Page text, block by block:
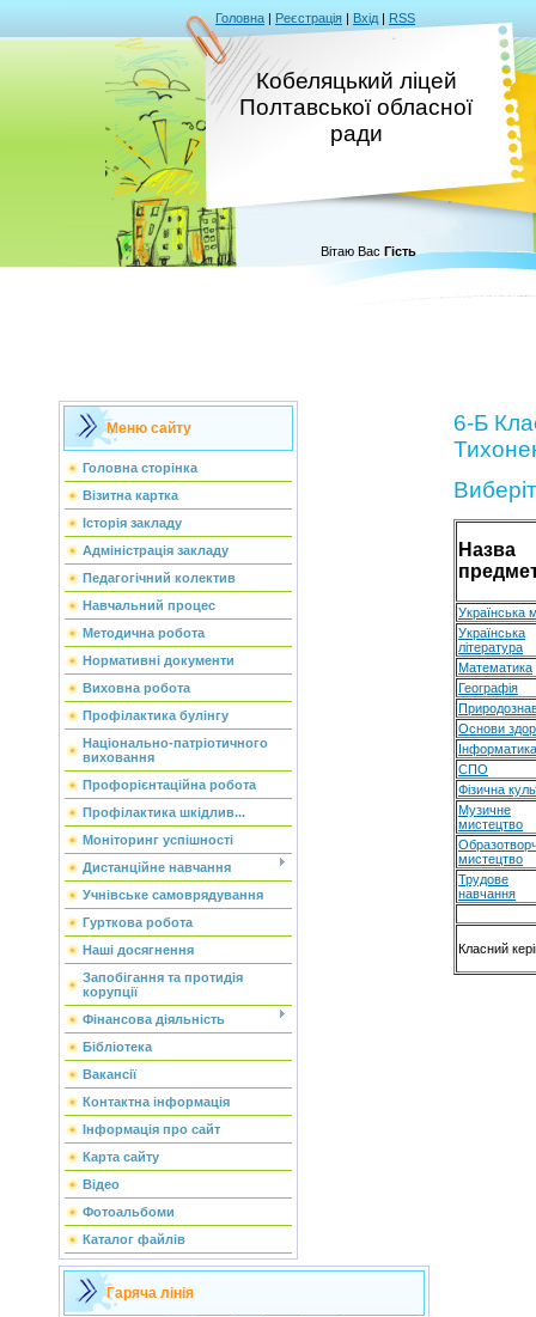
Головна | Реєстрація | Вхід | RSS
Кобеляцький ліцей
Полтавської обласної
ради
Вітаю Вас Гість
Меню сайту
Головна сторінка
Візитна картка
Історія закладу
Адміністрація закладу
Педагогічний колектив
Навчальний процес
Методична робота
Нормативні документи
Виховна робота
Профілактика булінгу
Національно-патріотичного
виховання
Профорієнтаційна робота
Профілактика шкідлив...
Моніторинг успішності
Дистанційне навчання
Учнівське самоврядування
Гурткова робота
Наші досягнення
Запобігання та протидія
корупції
Фінансова діяльність
Бібліотека
Вакансії
Контактна інформація
Інформація про сайт
Карта сайту
Відео
Фотоальбоми
Каталог файлів
Гаряча лінія
6-Б
Назва
Українська
Українська
література
Математика
Географія
Основи
Інформатика
СПО
Фізична
Музичне
мистецтво
мистецтво
Трудове
навчання
Класний